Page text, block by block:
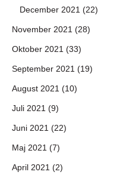
December 2021 (22)
November 2021 (28)
Oktober 2021 (33)
September 2021 (19)
August 2021 (10)
Juli 2021 (9)
Juni 2021 (22)
Maj 2021 (7)
April 2021 (2)